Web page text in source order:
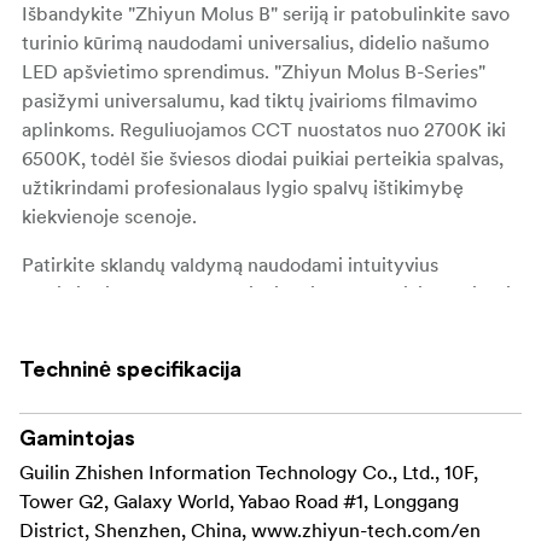
Išbandykite "Zhiyun Molus B" seriją ir patobulinkite savo
turinio kūrimą naudodami universalius, didelio našumo
LED apšvietimo sprendimus. "Zhiyun Molus B-Series"
pasižymi universalumu, kad tiktų įvairioms filmavimo
aplinkoms. Reguliuojamos CCT nuostatos nuo 2700K iki
6500K, todėl šie šviesos diodai puikiai perteikia spalvas,
užtikrindami profesionalaus lygio spalvų ištikimybę
kiekvienoje scenoje.
Patirkite sklandų valdymą naudodami intuityvius
valdiklius ir nustatymus, leidžiančius sklandžiai reguliuoti
vargo keisti parametrus. Be to, naudodami "ZY Vega"
programėlę "ZY Vega APP" galite belaidžiu būdu valdyti
ir sinchronizuoti kelis "Zhiyun" įrenginius.
Kiekviename "Molus B" serijos šviesos diode integruotas
vidinis maitinimo šaltinis, todėl nebereikia išorinių
Techninė specifikacija
Gamintojas
Guilin Zhishen Information Technology Co., Ltd., 10F,
Tower G2, Galaxy World, Yabao Road #1, Longgang
District, Shenzhen, China, www.zhiyun-tech.com/en